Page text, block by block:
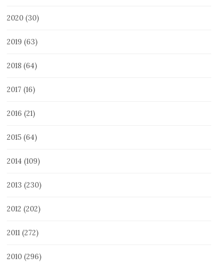
2020 (30)
2019 (63)
2018 (64)
2017 (16)
2016 (21)
2015 (64)
2014 (109)
2013 (230)
2012 (202)
2011 (272)
2010 (296)